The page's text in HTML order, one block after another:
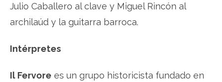
Julio Caballero al clave y Miguel Rincón al
archilaúd y la guitarra barroca.
Intérpretes
Il Fervore es un grupo historicista fundado en